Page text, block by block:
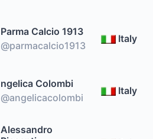
Parma Calcio 1913
@parmacalcio1913
Italy
ngelica Colombi
@angelicacolombi
Italy
Alessandro